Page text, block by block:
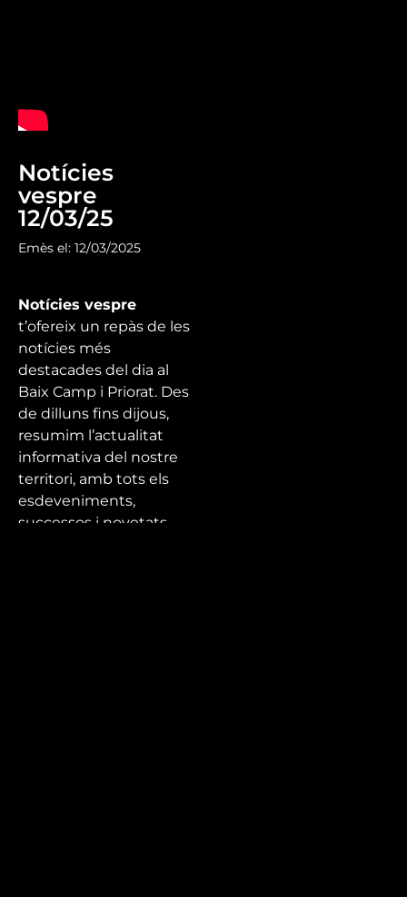
Notícies
vespre
12/03/25
Emès el: 12/03/2025
Notícies vespre
t’ofereix un repàs de les
notícies més
destacades del dia al
Baix Camp i Priorat. Des
de dilluns fins dijous,
resumim l’actualitat
informativa del nostre
territori, amb tots els
esdeveniments,
successos i novetats